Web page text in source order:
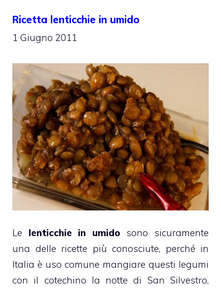
Ricetta lenticchie in umido
1 Giugno 2011
Le lenticchie in umido sono sicuramente
una delle ricette più conosciute, perché in
Italia è uso comune mangiare questi legumi
con il cotechino la notte di San Silvestro,